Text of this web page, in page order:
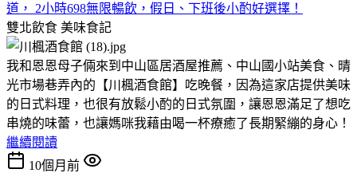
道， 2小時698無限暢飲，假日、下班後小酌好選擇！
雙北飲食 美味食記
我和恩恩母子倆來到中山區居酒屋推薦、中山國小站美食、晴
光市場巷弄內的【川楓酒食館】吃晚餐，因為這家店提供美味
的日式料理，也很有放鬆小酌的日式氛圍，讓恩恩滿足了想吃
串燒的味蕾，也讓媽咪我藉由喝一杯療癒了長期緊繃的身心！
繼續閱讀
10個月前